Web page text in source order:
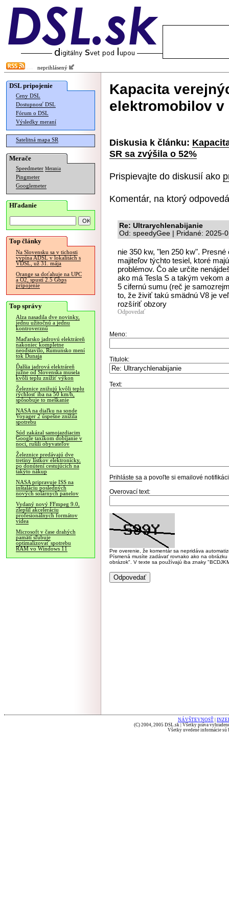
neprihlásený
DSL pripojenie
Ceny DSL
Dostupnosť DSL
Fórum o DSL
Výsledky meraní
Satelitná mapa SR
Merače
Speedmeter Merania
Pingmeter
Googlemeter
Hľadanie
Top články
Na Slovensku sa v tichosti
vypína ADSL v lokalitách s
VDSL, už 31. mája
Orange sa doťahuje na UPC
a O2, spustí 2.5 Gbps
pripojenie
Top správy
Alza nasadila dve novinky,
jednu užitočnú a jednu
kontroverznú
Maďarsko jadrovú elektráreň
nakoniec kompletne
neodstavilo, Rumunsko mení
tok Dunaja
Ďalšia jadrová elektráreň
južne od Slovenska musela
kvôli teplu znížiť výkon
Železnice znižujú kvôli teplu
rýchlosť iba na 50 km/h,
spôsobuje to meškanie
NASA na diaľku na sonde
Voyager 2 úspešne znížila
spotrebu
Súd zakázal samojazdiacim
Google taxíkom dobíjanie v
noci, rušili obyvateľov
Železnice predávajú dve
tretiny lístkov elektronicky,
po donútení cestujúcich na
takýto nákup
NASA pripravuje ISS na
inštaláciu posledných
nových solárnych panelov
Vydaný nový FFmpeg 9.0,
zlepšil akceleráciu
profesionálnych formátov
videa
Microsoft v čase drahých
pamätí sľubuje
optimalizovať spotrebu
RAM vo Windows 11
Kapacita
elektromobilov v
Diskusia k článku:
SR sa zvýšila o 52%
Prispievajte do diskusií ako
Komentár, na ktorý
Re: Ultrarychlenabijanie
Od: speedyGee | Pridané: 2025-
nie 350 kw, "len 250 kw".
majiteľov týchto tesiel, ktoré
problémov. Čo ale určite
ako má Tesla S a takým vekom
5 cifernú sumu (reč je
to, že živiť takú smädnú V8 je
rozšíriť obzory
Odpovedať
Meno:
Titulok:
Text:
Prihláste sa a povoľte si emailové
Overovací text:
Pre overenie, že komentár sa nepridáva
Písmená musíte zadávať rovnako ako na
obrázok". V texte sa používajú iba znaky
NÁVŠTEVNOSŤ
(C) 2004, 2005 DSL.sk | Všetky práva
Všetky uvedené informácie sú